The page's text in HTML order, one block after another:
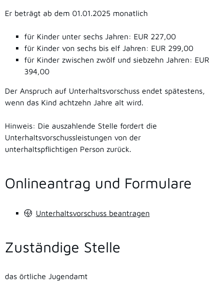
Er beträgt ab dem 01.01.2025 monatlich
für Kinder unter sechs Jahren: EUR 227,00
für Kinder von sechs bis elf Jahren: EUR 299,00
für Kinder zwischen zwölf und siebzehn Jahren: EUR
394,00
Der Anspruch auf Unterhaltsvorschuss endet spätestens,
wenn das Kind achtzehn Jahre alt wird.
Hinweis: Die auszahlende Stelle fordert die
Unterhaltsvorschussleistungen von der
unterhaltspflichtigen Person zurück.
Onlineantrag und Formulare
Unterhaltsvorschuss beantragen
Zuständige Stelle
das örtliche Jugendamt